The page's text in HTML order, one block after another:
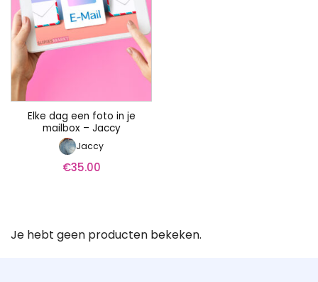
Elke dag een foto in je
mailbox – Jaccy
Jaccy
€35.00
Je hebt geen producten bekeken.